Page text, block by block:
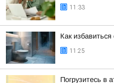
11:33
Как
11:25
Погрузитесь в